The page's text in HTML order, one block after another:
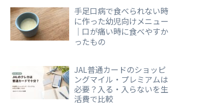
手足口病で食べられない時
に作った幼児向けメニュー
｜口が痛い時に食べやすか
ったもの
JAL普通カードのショッピ
ングマイル・プレミアムは
必要？入る・入らないを生
活費で比較